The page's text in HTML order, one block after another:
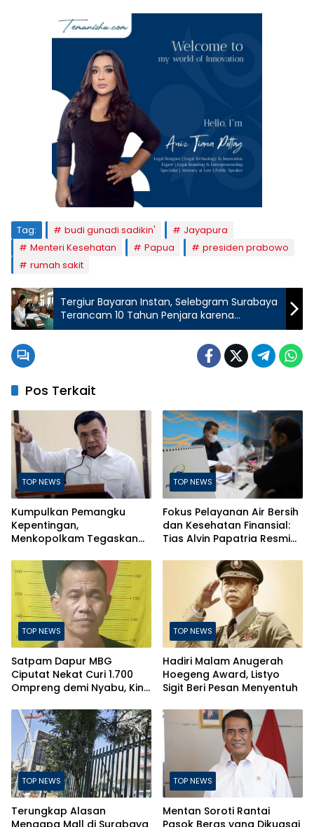
Tag: budi gunadi sadikin'
Jayapura
Menteri Kesehatan
Papua
presiden prabowo
rumah sakit
Tergiur Bayaran Instan, Selebgram Surabaya
Terancam 10 Tahun Penjara karena
Promosikan Judi Online
Pos Terkait
TOP NEWS
Kumpulkan Pemangku
Kepentingan,
Menkopolkam Tegaskan
Terkendali
TOP NEWS
Fokus Pelayanan Air Bersih
dan Kesehatan Finansial:
Tias Alvin Papatria Resmi
Minum Surabaya
TOP NEWS
Satpam Dapur MBG
Ciputat Nekat Curi 1.700
Ompreng demi Nyabu, Kini
TOP NEWS
Hadiri Malam Anugerah
Hoegeng Award, Listyo
Sigit Beri Pesan Menyentuh
TOP NEWS
Terungkap Alasan
TOP NEWS
Mentan Soroti Rantai